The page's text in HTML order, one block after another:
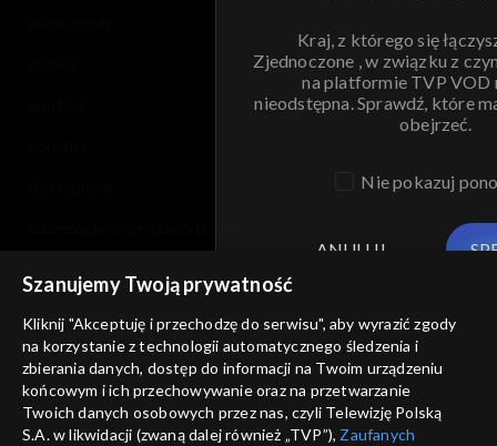
Kraj, z którego się
Zjednoczone , w związku z
na platformie TVP VOD
nieodstępna. Sprawdź, które
obejrzeć.
Nie pokazuj
ANULUJ
Szanujemy Twoją prywatność
Kliknij "Akceptuję i przechodzę do serwisu", aby wyrazić zgody
na korzystanie z technologii automatycznego śledzenia i
zbierania danych, dostęp do informacji na Twoim urządzeniu
końcowym i ich przechowywanie oraz na przetwarzanie
Twoich danych osobowych przez nas, czyli Telewizję Polską
S.A. w likwidacji (zwaną dalej również „TVP”), Zaufanych